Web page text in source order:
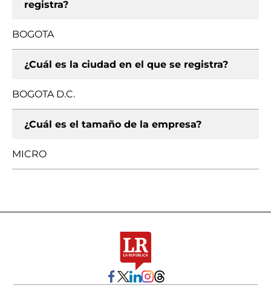
registra?
BOGOTA
¿Cuál es la ciudad en el que se registra?
BOGOTA D.C.
¿Cuál es el tamaño de la empresa?
MICRO